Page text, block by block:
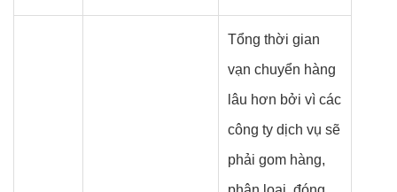
Tổng thời gian
vạn chuyển hàng
lâu hơn bởi vì các
công ty dịch vụ sẽ
phải gom hàng,